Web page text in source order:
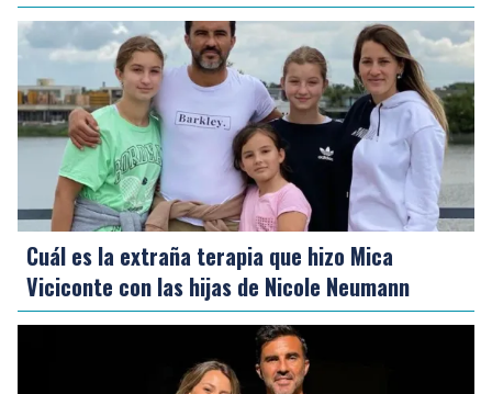
Cuál es la extraña terapia que hizo Mica
Viciconte con las hijas de Nicole Neumann